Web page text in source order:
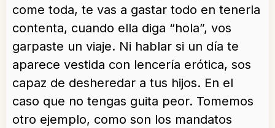
come toda, te vas a gastar todo en tenerla
contenta, cuando ella diga “hola”, vos
garpaste un viaje. Ni hablar si un día te
aparece vestida con lencería erótica, sos
capaz de desheredar a tus hijos. En el
caso que no tengas guita peor. Tomemos
otro ejemplo, como son los mandatos